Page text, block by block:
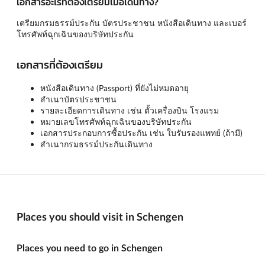
เตรียมกรมธรรม์ประกัน บัตรประชาชน หนังสือเดินทาง และเบอร์
โทรศัพท์ฉุกเฉินของบริษัทประกัน
เอกสารที่ต้องเตรียม
หนังสือเดินทาง (Passport) ที่ยังไม่หมดอายุ
สำเนาบัตรประชาชน
รายละเอียดการเดินทาง เช่น ตั้วเครื่องบิน โรงแรม
หมายเลขโทรศัพท์ฉุกเฉินของบริษัทประกัน
เอกสารประกอบการซื้อประกัน เช่น ใบรับรองแพทย์ (ถ้ามี)
สำเนากรมธรรม์ประกันเดินทาง
Places you should visit in Schengen
Places you need to go in Schengen